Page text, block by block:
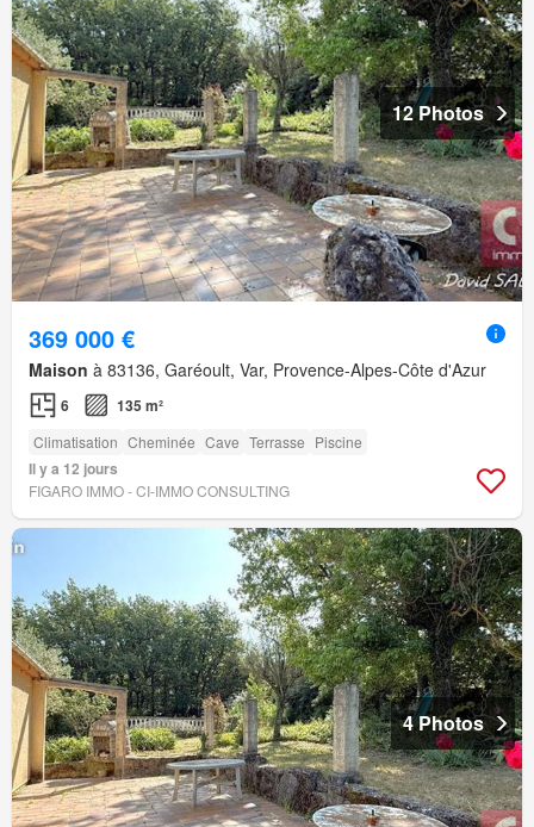
12 Photos
369 000 €
Maison à 83136, Garéoult, Var, Provence-Alpes-Côte d'Azur
6 135 m²
Climatisation Cheminée Cave Terrasse Piscine
Il y a 12 jours
FIGARO IMMO - CI-IMMO CONSULTING
4 Photos